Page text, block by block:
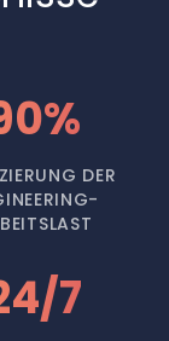
DER
7